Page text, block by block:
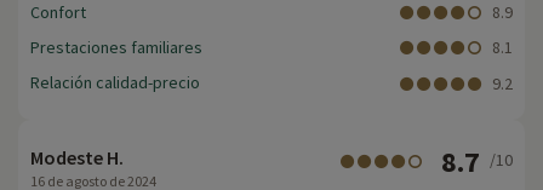
Confort
8.9
Prestaciones familiares
8.1
Relación calidad-precio
9.2
Modeste H.
16 de agosto de 2024
8.7 /10